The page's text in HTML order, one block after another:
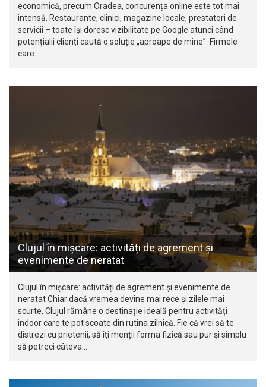
economică, precum Oradea, concurența online este tot mai
intensă. Restaurante, clinici, magazine locale, prestatori de
servicii – toate își doresc vizibilitate pe Google atunci când
potențialii clienți caută o soluție „aproape de mine”. Firmele
care…
Clujul în mișcare: activități de agrement și
evenimente de neratat
Clujul în mișcare: activități de agrement și evenimente de
neratat Chiar dacă vremea devine mai rece și zilele mai
scurte, Clujul rămâne o destinație ideală pentru activități
indoor care te pot scoate din rutina zilnică. Fie că vrei să te
distrezi cu prietenii, să îți menții forma fizică sau pur și simplu
să petreci câteva…